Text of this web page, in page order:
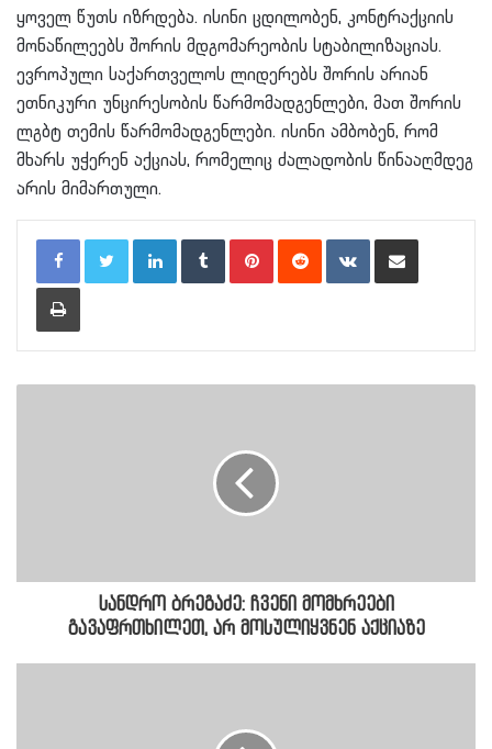
ყოველ წუთს იზრდება. ისინი ცდილობენ, კონტრაქციის
მონაწილეებს შორის მდგომარეობის სტაბილიზაციას.
ევროპული საქართველოს ლიდერებს შორის არიან
ეთნიკური უნცირესობის წარმომადგენლები, მათ შორის
ლგბტ თემის წარმომადგენლები. ისინი ამბობენ, რომ
მხარს უჭერენ აქციას, რომელიც ძალადობის წინააღმდეგ
არის მიმართული.
LinkedInTumblr PinterestReddit VKontakteShare via Email
Print
სანდრო ბრეგაძე: ჩვენი მომხრეები
გავაფრთხილეთ, არ მოსულიყვნენ აქციაზე